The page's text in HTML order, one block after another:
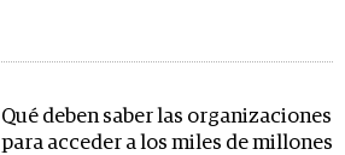
Qué deben saber las organizaciones
para acceder a los miles de millones